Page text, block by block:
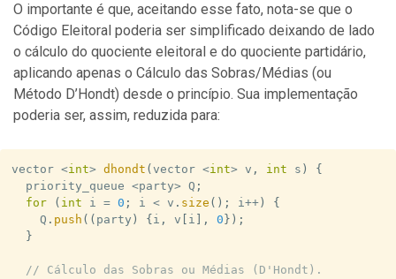
O importante é que, aceitando esse fato, nota-se que o
Código Eleitoral poderia ser simplificado deixando de lado
o cálculo do quociente eleitoral e do quociente partidário,
aplicando apenas o Cálculo das Sobras/Médias (ou
Método D’Hondt) desde o princípio. Sua implementação
poderia ser, assim, reduzida para:
vector <int> dhondt ( vector <int> v , int s )
{
  priority_queue
<party> Q ;
for
( int i = 0 ; i < v . size ( ) ; i++)
{
    Q
. push ( ( party ) { i , v i , 0 } ) ;
}
// Cálculo das Sobras ou Médias (D'Hondt).